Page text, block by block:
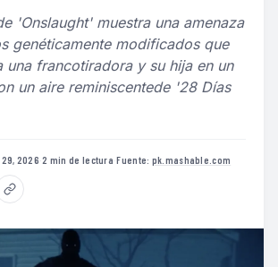
'Onslaught' muestra una amenaza
genéticamente modificados que
una francotiradora y su hija en un
un aire reminiscentede '28 Días
2026·2 min de lectura·Fuente: pk.mashable.com